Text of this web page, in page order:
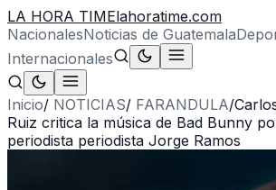
LA HORA TIMElahoratime.com
NacionalesNoticias de Guatemala
Internacionales
Inicio/ NOTICIAS/ FARANDULA/
Ruiz critica la música de Bad Bunny
periodista periodista Jorge Ramos